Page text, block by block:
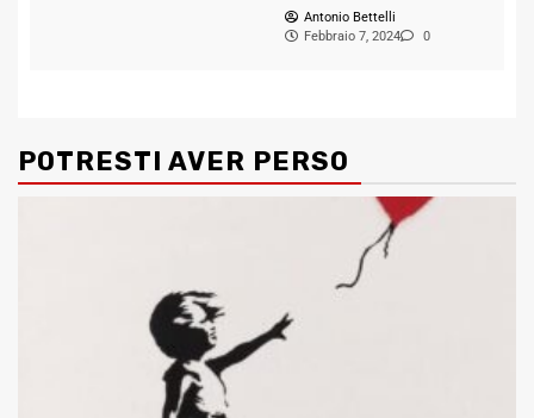
Antonio Bettelli
Febbraio 7, 2024
0
POTRESTI AVER PERSO